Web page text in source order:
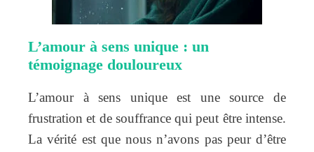
L’amour à sens unique : un
témoignage douloureux
L’amour à sens unique est une source de
frustration et de souffrance qui peut être intense.
La vérité est que nous n’avons pas peur d’être